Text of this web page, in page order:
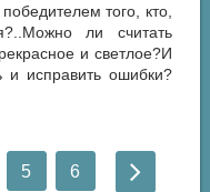
того, кто,
ли считать
и светлое?И
и исправить ошибки?
5 6